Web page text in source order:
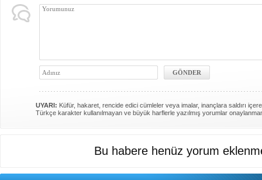
UYARI: Küfür, hakaret, rencide edici cümleler veya imalar, inançlara saldırı
Türkçe karakter kullanılmayan ve büyük harflerle yazılmış yorumlar
Bu habere henüz yorum